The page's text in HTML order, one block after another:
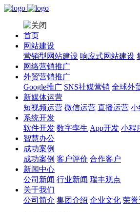
首页
网站建设
营销型网站建设 响应式网站建设
网络营销推广
外贸营销推广
Google推广 SNS社媒营销 全球外
新媒体运营
短视频运营 微信运营 直播运营 小
系统开发
软件开发 数字孪生 App开发 小程
智慧办公
成功案例
成功案例 客户评价 合作客户
新闻中心
公司新闻 行业新闻 瑞丰观点
关于我们
公司简介 集团介绍 企业文化 荣